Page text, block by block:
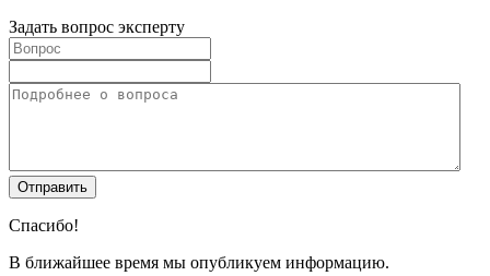
Задать вопрос эксперту
Спасибо!
В ближайшее время мы опубликуем информацию.